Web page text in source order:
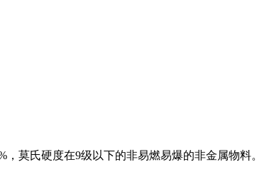
莫氏硬度在9级以下的非易燃易爆的非金属物料